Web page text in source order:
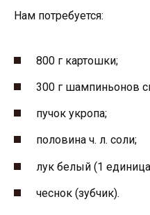
Нам потребуется:
800 г картошки;
300 г шампиньонов
пучок укропа;
половина ч. л. соли;
лук белый (1
чеснок (зубчик).